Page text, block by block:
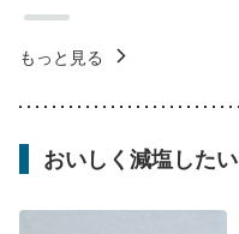
もっと見る
おいしく減塩したい